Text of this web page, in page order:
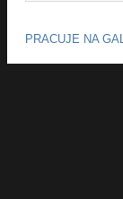
PRACUJE NA